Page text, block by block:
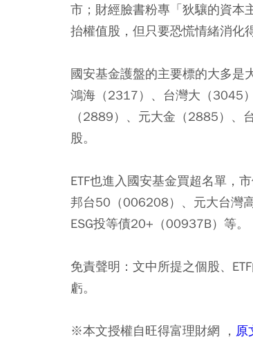
市；財經臉書粉專「狄驤的資本
抬權值股，但只要恐慌情緒消化
國安基金護盤的主要標的大多是
鴻海（2317）、台灣大（3045
（2889）、元大金（2885）
股。
ETF也進入國安基金買超名單，
邦台50（006208）、元大台灣
ESG投等債20+（00937B）等。
免責聲明：文中所提之個股、
虧。
※本文授權自旺得富理財網 ， 原